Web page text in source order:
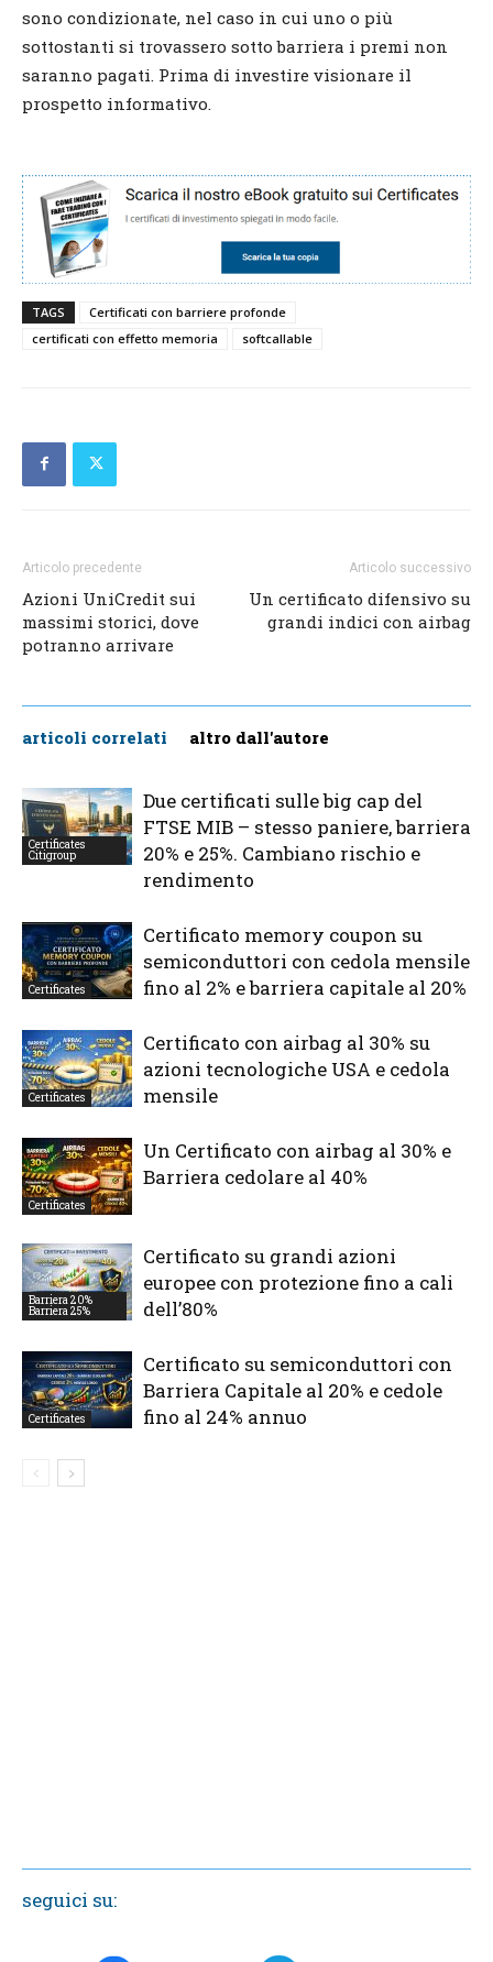
sono condizionate, nel caso in cui uno o più
sottostanti si trovassero sotto barriera i premi non
saranno pagati. Prima di investire visionare il
prospetto informativo.
TAGS
Certificati con barriere profonde
certificati con effetto memoria
softcallable
Articolo precedente
Azioni UniCredit sui
massimi storici, dove
potranno arrivare
Articolo successivo
Un certificato difensivo su
grandi indici con airbag
articoli correlati altro dall'autore
Certificates
Citigroup
Due certificati sulle big cap del
FTSE MIB – stesso paniere, barriera
20% e 25%. Cambiano rischio e
rendimento
Certificates
Certificato memory coupon su
semiconduttori con cedola mensile
fino al 2% e barriera capitale al 20%
Certificates
Certificato con airbag al 30% su
azioni tecnologiche USA e cedola
mensile
Certificates
Un Certificato con airbag al 30% e
Barriera cedolare al 40%
Barriera 20%
Barriera 25%
Certificato su grandi azioni
europee con protezione fino a cali
dell’80%
Certificates
Certificato su semiconduttori con
Barriera Capitale al 20% e cedole
fino al 24% annuo
seguici su: